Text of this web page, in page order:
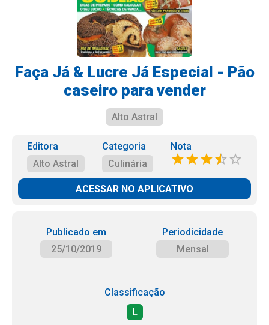
Faça Já & Lucre Já Especial - Pão
caseiro para vender
Alto Astral
Editora
Alto Astral
Categoria
Culinária
Nota
ACESSAR NO APLICATIVO
Publicado em
25/10/2019
Periodicidade
Mensal
Classificação
L